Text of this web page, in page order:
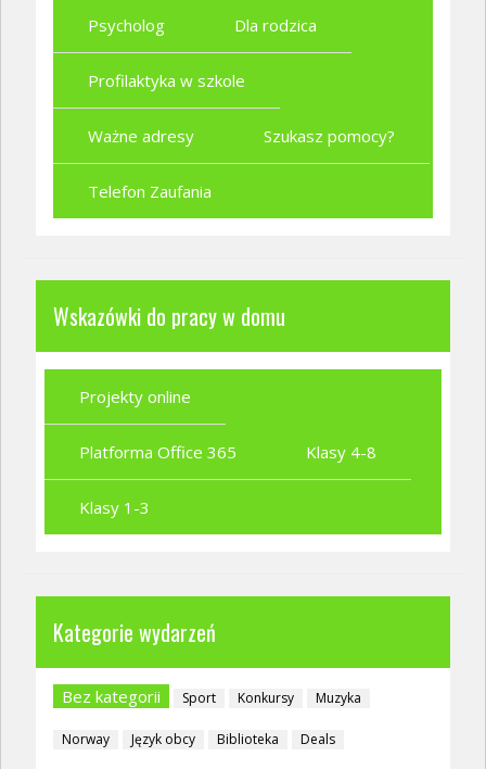
Psycholog Dla rodzica
Profilaktyka w szkole
Ważne adresy Szukasz pomocy?
Telefon Zaufania
Wskazówki do pracy w domu
Projekty online
Platforma Office 365 Klasy 4-8
Klasy 1-3
Kategorie wydarzeń
Bez kategorii Sport Konkursy Muzyka
Norway Język obcy Biblioteka Deals